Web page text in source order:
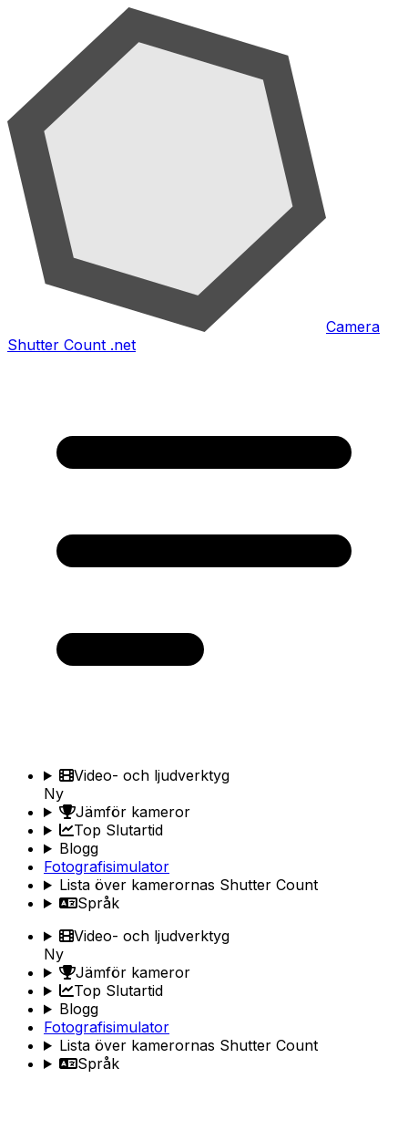
Camera
Shutter Count .net
Video- och ljudverktyg
Ny
Jämför kameror
Top Slutartid
Blogg
Fotografisimulator
Lista över kamerornas Shutter Count
Språk
Video- och ljudverktyg
Ny
Jämför kameror
Top Slutartid
Blogg
Fotografisimulator
Lista över kamerornas Shutter Count
Språk